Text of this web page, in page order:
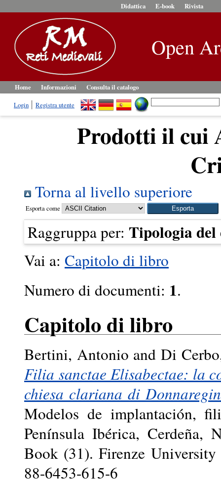
Didattica E-book Rivista
Open
Home Informazioni
Consulta il catalogo
Login
Registra utente
Prodotti il cui
Torna al livello superiore
Esporta come
Raggruppa per: Tipologia del
Vai a: Capitolo di libro
Numero di documenti: 1.
Capitolo di libro
Bertini, Antonio andDi
Filia sanctae Elisabectae: la
chiesa clariana di
Modelos de implantación,
Península Ibérica,
Book (31). Firenze
88-6453-615-6